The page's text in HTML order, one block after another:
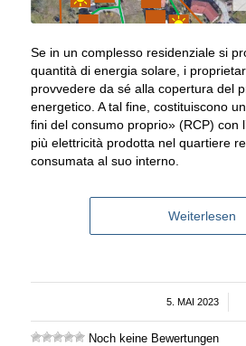
Se in un complesso residenziale si
quantità di energia solare, i
provvedere da sé alla copertura del
energetico. A tal fine, costituiscono
fini del consumo proprio» (RCP) con
più elettricità prodotta nel quartiere
consumata al suo interno.
Weiterlesen
5. MAI 2023
/
Noch keine Bewertungen